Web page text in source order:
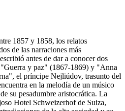
1857 y 1858, los relatos
de las narraciones más
antes de dar a conocer dos
y paz" (1867-1869) y "Anna
el príncipe Nejliúdov, trasunto del
en la melodía de un músico
su pesadumbre aristocrática. La
Hotel Schweizerhof de Suiza,